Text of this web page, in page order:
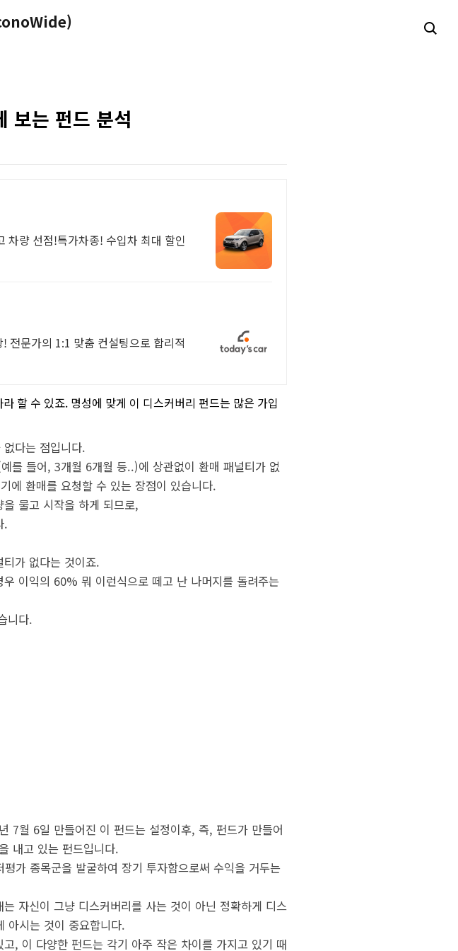
보는 펀드 분석
차량 선점!특가차종! 수입차 최대 할인
전문가의 1:1 맞춤 컨설팅으로 합리적
할 수 있죠. 명성에 맞게 이 디스커버리 펀드는 많은 가입
다는 점입니다.
를 들어, 3개월 6개월 등..)에 상관없이 환매 패널티가 없
에 환매를 요청할 수 있는 장점이 있습니다.
물고 시작을 하게 되므로,
.
가 없다는 것이죠.
이익의 60% 뭐 이런식으로 떼고 난 나머지를 돌려주는
니다.
7월 6일 만들어진 이 펀드는 설정이후, 즉, 펀드가 만들어
내고 있는 펀드입니다.
가 종목군을 발굴하여 장기 투자함으로써 수익을 거두는
자신이 그냥 디스커버리를 사는 것이 아닌 정확하게 디스
아시는 것이 중요합니다.
, 이 다양한 펀드는 각기 아주 작은 차이를 가지고 있기 때